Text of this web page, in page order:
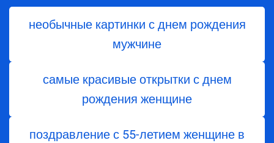
необычные картинки с днем рождения
мужчине
самые красивые открытки с днем
рождения женщине
поздравление с 55-летием женщине в